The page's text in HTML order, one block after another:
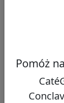
znany z
Pomóż